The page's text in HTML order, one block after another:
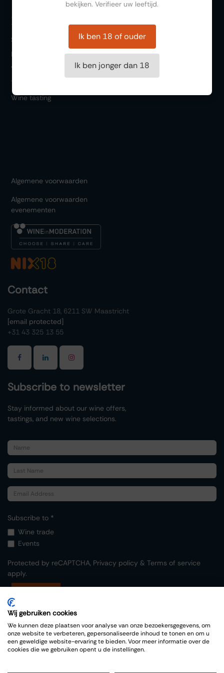
Bezoeken
Store
Bar 1717
Wine & Food
Themed events
Wine tasting
Algemene voorwaarden
Algemene voorwaarden
evenementen
Contact
Grote Gracht 18, 6211 SW Maastricht
[email protected]
+31 43 325 13 55
Subscribe to newsletter
Stay informed about our wine offers,
tastings, and new wine selections.
Subscribe to *
Wine trade
Events
Protected by reCAPTCHA, Privacy policy & Terms of service
apply.
bekijken. Verifieer uw leeftijd.
Ik ben 18 of ouder
Ik ben jonger dan 18
Wij gebruiken cookies
We kunnen deze plaatsen voor analyse van onze bezoekersgegevens, om
onze website te verbeteren, gepersonaliseerde inhoud te tonen en om u
een geweldige website-ervaring te bieden. Voor meer informatie over de
cookies die we gebruiken opent u de instellingen.